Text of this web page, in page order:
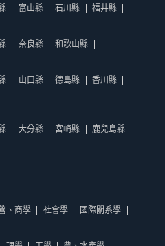
富山縣 石川縣 福井縣
奈良縣 和歌山縣
山口縣 德島縣
香川縣
大分縣 宮崎縣
鹿兒島縣
、商學 社會學 國際關系學